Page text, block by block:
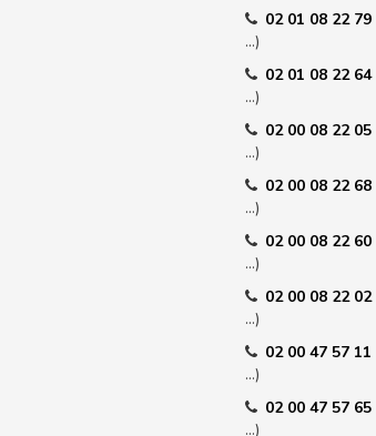
02 01 08 22 79
…)
02 01 08 22 64
…)
02 00 08 22 05
…)
02 00 08 22 68
…)
02 00 08 22 60
…)
02 00 08 22 02
…)
02 00 47 57 11
…)
02 00 47 57 65
…)